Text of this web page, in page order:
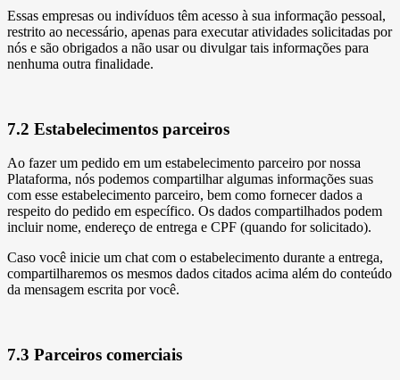
Essas empresas ou indivíduos têm acesso à sua informação pessoal,
restrito ao necessário, apenas para executar atividades solicitadas por
nós e são obrigados a não usar ou divulgar tais informações para
nenhuma outra finalidade.
7.2 Estabelecimentos parceiros
Ao fazer um pedido em um estabelecimento parceiro por nossa
Plataforma, nós podemos compartilhar algumas informações suas
com esse estabelecimento parceiro, bem como fornecer dados a
respeito do pedido em específico. Os dados compartilhados podem
incluir nome, endereço de entrega e CPF (quando for solicitado).
Caso você inicie um chat com o estabelecimento durante a entrega,
compartilharemos os mesmos dados citados acima além do conteúdo
da mensagem escrita por você.
7.3 Parceiros comerciais